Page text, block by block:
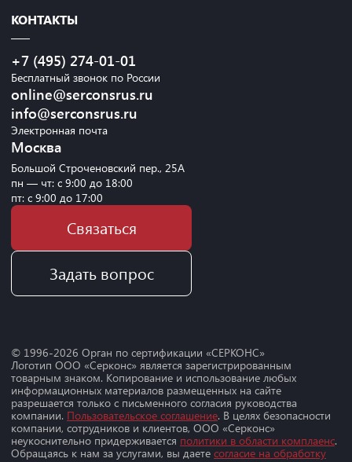
КОНТАКТЫ
+7 (495) 274-01-01
Бесплатный звонок по России
online@serconsrus.ru
info@serconsrus.ru
Электронная почта
Москва
Большой Строченовский пер., 25А
пн — чт: с 9:00 до 18:00
пт: с 9:00 до 17:00
Связаться
Задать вопрос
© 1996-2026 Орган по сертификации «СЕРКОНС»
Логотип ООО «Серконс» является зарегистрированным
товарным знаком. Копирование и использование любых
информационных материалов размещенных на сайте
разрешается только с письменного согласия руководства
компании. Пользовательское соглашение. В целях безопасности
компании, сотрудников и клиентов, ООО «Серконс»
неукоснительно придерживается политики в области комплаенс.
Обращаясь к нам за услугами, вы даете согласие на обработку